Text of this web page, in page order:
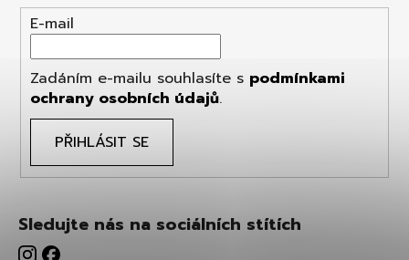
E-mail
Zadáním e-mailu souhlasíte s podmínkami
ochrany osobních údajů.
PŘIHLÁSIT SE
Sledujte nás na sociálních stítích